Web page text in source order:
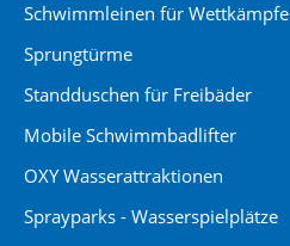
Schwimmleinen für Wettkämpfe
Sprungtürme
Standduschen für Freibäder
Mobile Schwimmbadlifter
OXY Wasserattraktionen
Sprayparks - Wasserspielplätze